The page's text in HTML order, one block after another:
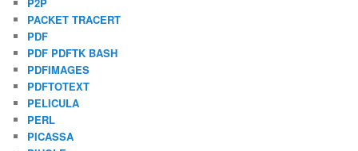
P2P
PACKET TRACERT
PDF
PDF PDFTK BASH
PDFIMAGES
PDFTOTEXT
PELICULA
PERL
PICASSA